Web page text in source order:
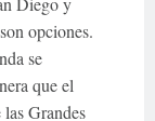
opciones.
se
que el
Grandes